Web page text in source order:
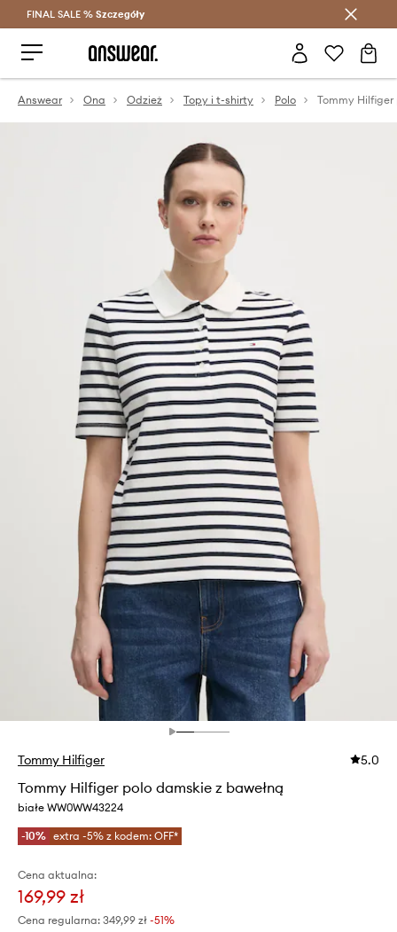
Oszczędzaj z Answear Club >
FINAL SALE % Szczegóły
Answear Ona Odzież Topy i t-shirty Polo
Tommy Hilfiger 5.0
Tommy Hilfiger polo damskie z bawełną
białe WW0WW43224
-10% extra -5% z kodem: OFF*
Cena aktualna:
169,99 zł
Cena regularna: 349,99 zł -51%